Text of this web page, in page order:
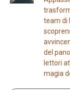
team di
del
lettori
magia